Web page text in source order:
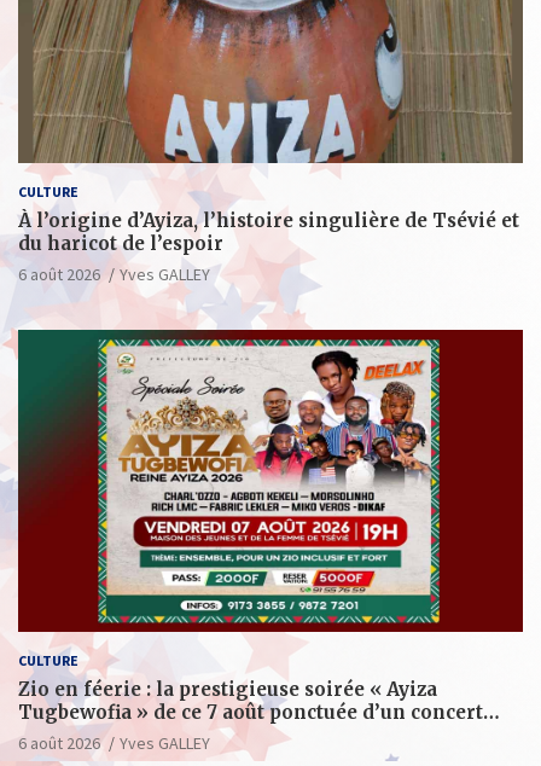
CULTURE
À l’origine d’Ayiza, l’histoire singulière de Tsévié et
du haricot de l’espoir
6 août 2026 Yves GALLEY
CULTURE
Zio en féerie : la prestigieuse soirée « Ayiza
Tugbewofia » de ce 7 août ponctuée d’un concert
XXL d’anthologie
6 août 2026 Yves GALLEY